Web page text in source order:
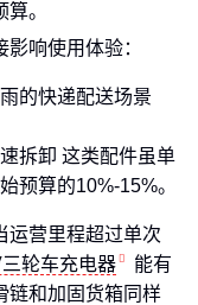
。
响使用体验：
的快递配送场景
拆卸 这类配件虽单
预算的10%-15%。
运营里程超过单次
轮车充电器
能有
链和加固货箱同样